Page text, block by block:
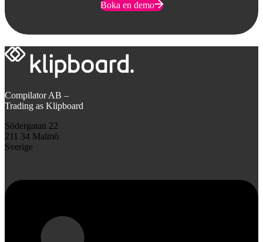
Boka en demo
Compilator AB –
Trading as Klipboard
Södergatan 22
211 34 Malmö
Sverige